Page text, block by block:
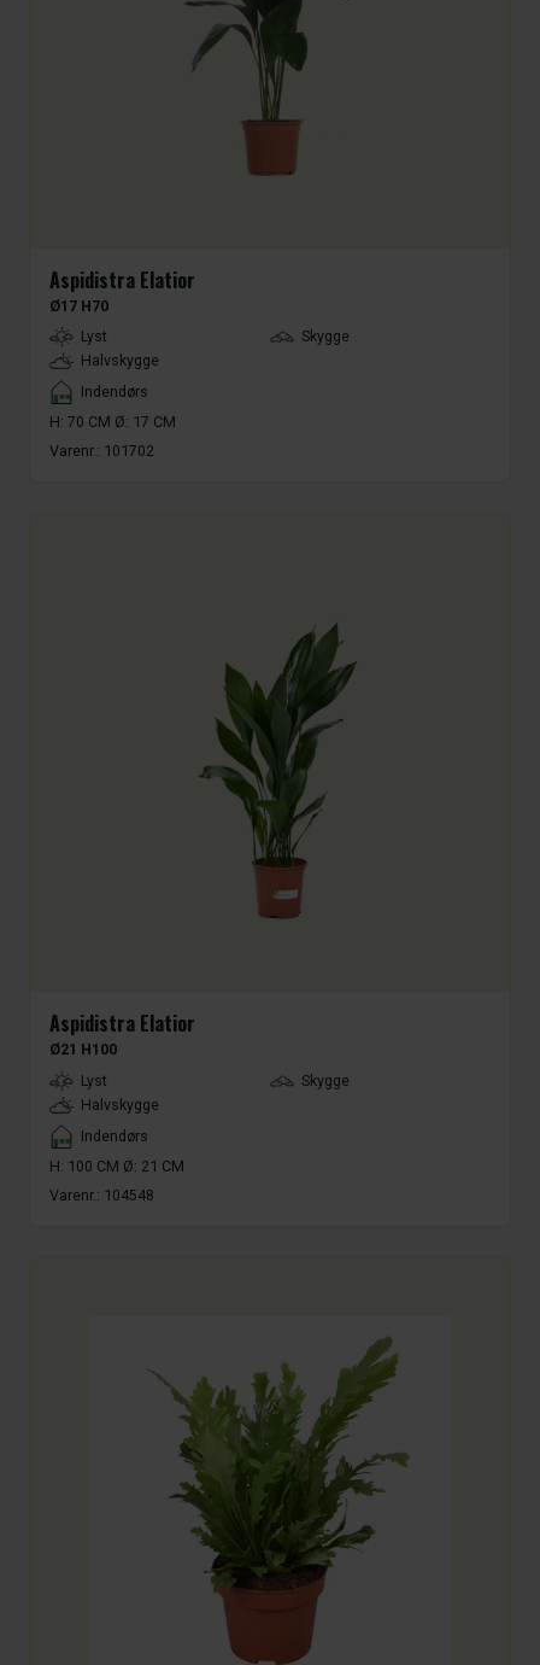
Aspidistra Elatior
Ø17 H70
LightType
Lyst
Skygge
Halvskygge
Placement
Indendørs
H: 70 CM Ø: 17 CM
Varenr.: 101702
Aspidistra Elatior
Ø21 H100
LightType
Lyst
Skygge
Halvskygge
Placement
Indendørs
H: 100 CM Ø: 21 CM
Varenr.: 104548